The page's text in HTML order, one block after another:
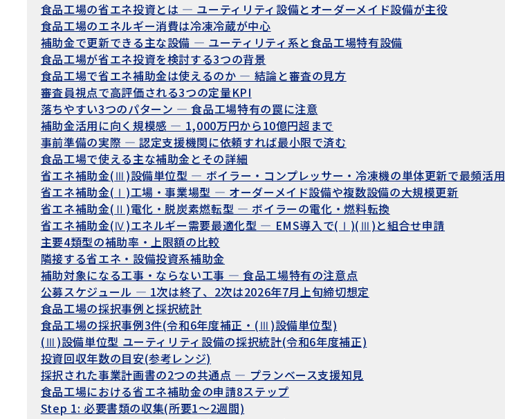
食品工場の省エネ投資とは — ユーティリティ設備とオーダーメイド設備が主役
食品工場のエネルギー消費は冷凍冷蔵が中心
補助金で更新できる主な設備 — ユーティリティ系と食品工場特有設備
食品工場が省エネ投資を検討する3つの背景
食品工場で省エネ補助金は使えるのか — 結論と審査の見方
審査員視点で高評価される3つの定量KPI
落ちやすい3つのパターン — 食品工場特有の罠に注意
補助金活用に向く規模感 — 1,000万円から10億円超まで
事前準備の実際 — 認定支援機関に依頼すれば最小限で済む
食品工場で使える主な補助金とその詳細
省エネ補助金(Ⅲ)設備単位型 — ボイラー・コンプレッサー・冷凍機の単体更新で最頻活用
省エネ補助金(Ⅰ)工場・事業場型 — オーダーメイド設備や複数設備の大規模更新
省エネ補助金(Ⅱ)電化・脱炭素燃転型 — ボイラーの電化・燃料転換
省エネ補助金(Ⅳ)エネルギー需要最適化型 — EMS導入で(Ⅰ)(Ⅲ)と組合せ申請
主要4類型の補助率・上限額の比較
隣接する省エネ・設備投資系補助金
補助対象になる工事・ならない工事 — 食品工場特有の注意点
公募スケジュール — 1次は終了、2次は2026年7月上旬締切想定
食品工場の採択事例と採択統計
食品工場の採択事例3件(令和6年度補正・(Ⅲ)設備単位型)
(Ⅲ)設備単位型 ユーティリティ設備の採択統計(令和6年度補正)
投資回収年数の目安(参考レンジ)
採択された事業計画書の2つの共通点 — プランベース支援知見
食品工場における省エネ補助金の申請8ステップ
Step 1: 必要書類の収集(所要1〜2週間)